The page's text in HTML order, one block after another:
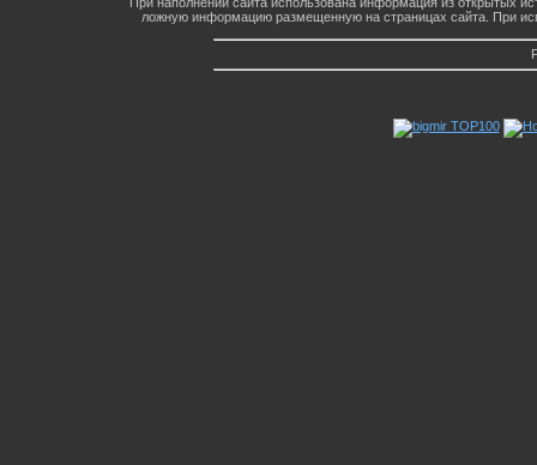
ложную информацию размещенную на страницах сайта. При